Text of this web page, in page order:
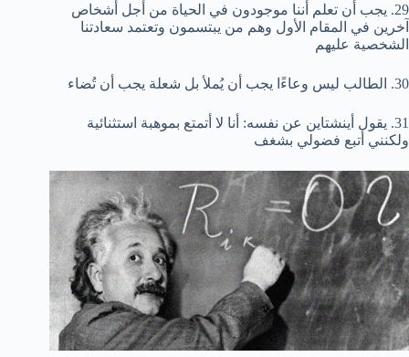
29. يجب أن تعلم أننا موجودون في الحياة من أجل أشخاص
آخرين في المقام الأول وهم من يبتسمون وتعتمد سعادتنا
الشخصية عليهم
30. الطالب ليس وعاءًا يجب أن يُملأ بل شعلة يجب أن تُضاء
31. يقول أينشتاين عن نفسه: أنا لا أتمتع بموهبة استثنائية
ولكنني أتبع فضولي بشغف